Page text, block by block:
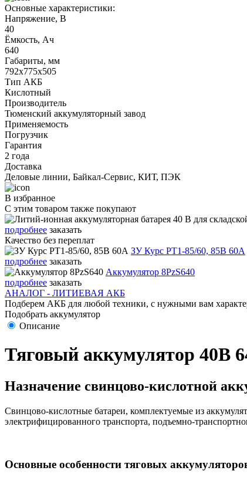
Основные характеристики:
Напряжение, В
40
Ёмкость, Ач
640
Габариты, мм
792х775х505
Тип АКБ
Кислотный
Производитель
Тюменский аккумуляторный завод
Применяемость
Погрузчик
Гарантия
2 года
Доставка
Деловые линии, Байкал-Сервис, КИТ, ПЭК
В избранное
С этим товаром также покупают
подробнее заказать
Качество без переплат
ЗУ Курс PT1-85/60, 85В 60А
подробнее заказать
Аккумулятор 8PzS640
подробнее заказать
АНАЛОГ - ЛИТИЕВАЯ АКБ
Подберем АКБ для любой техники, с нужными вам
Подобрать аккумулятор
Описание
Тяговый аккумулятор 40В
Назначение свинцово-кислотной
Свинцово-кислотные батареи, комплектуемые из
электрифицированного транспорта, подъемно-
Основные особенности тяговых